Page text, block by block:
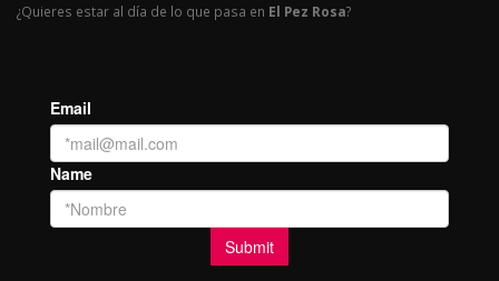
¿Quieres estar al día de lo que pasa en El Pez Rosa?